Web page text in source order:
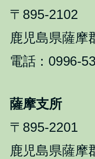
〒895-2102
鹿児島県薩摩
電話：0996-
薩摩支所
〒895-2201
鹿児島県薩摩